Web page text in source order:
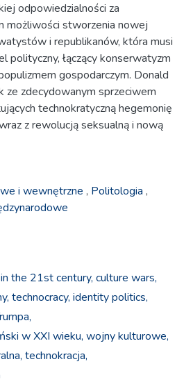
odpowiedzialności za
możliwości stworzenia nowej
i republikanów, która musi
polityczny, łączący konserwatyzm
gospodarczym. Donald
ze zdecydowanym sprzeciwem
technokratyczną hegemonię
z rewolucją seksualną i nową
i wewnętrzne , Politologia ,
the 21st century, culture wars,
technocracy, identity politics,
w XXI wieku, wojny kulturowe,
technokracja,